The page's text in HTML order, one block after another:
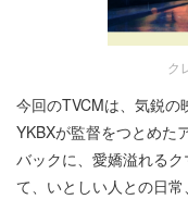
ク
今回のTVCMは、気鋭の
YKBXが監督をつとめた
バックに、愛嬌溢れる
て、いとしい人との日